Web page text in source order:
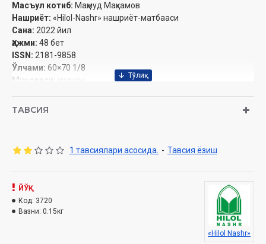
Масъул котиб: Маҳмуд Маҳкамов
Нашриёт: «Hilol-Nashr» нашриёт-матбааси‎
Сана: 2022 йил
Ҳажми: 48 бет‎
ISSN: 2181-9858
Ўлчами: 60×70 1/8
Муқоваси:
Мундарижа
Қурбақа «фалсафаси»
ТАФСИР
ТАВСИЯ
1 тавсиялари асосида. - Тавсия ёзиш
ЙЎҚ
Код: 3720
Вазни: 0.15кг
«Hilol Nashr»